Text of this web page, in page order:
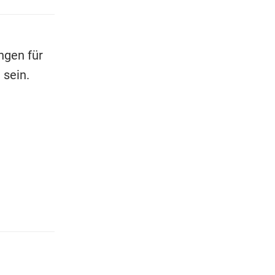
für
sein.